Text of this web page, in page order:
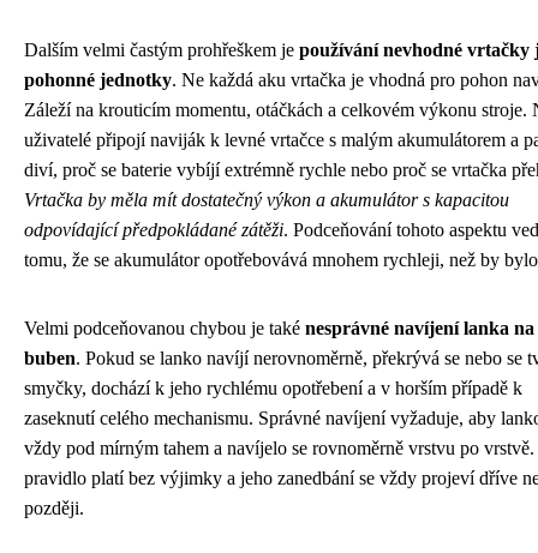
Dalším velmi častým prohřeškem je používání nevhodné vrtačky
pohonné jednotky. Ne každá aku vrtačka je vhodná pro pohon
Záleží na krouticím momentu, otáčkách a celkovém výkonu stroje.
uživatelé připojí naviják k levné vrtačce s malým akumulátorem a
diví, proč se baterie vybíjí extrémně rychle nebo proč se vrtačka
Vrtačka by měla mít dostatečný výkon a akumulátor s kapacitou
odpovídající předpokládané zátěži. Podceňování tohoto aspektu
tomu, že se akumulátor opotřebovává mnohem rychleji, než by
Velmi podceňovanou chybou je také nesprávné navíjení lanka na
buben. Pokud se lanko navíjí nerovnoměrně, překrývá se nebo se
smyčky, dochází k jeho rychlému opotřebení a v horším případě k
zaseknutí celého mechanismu. Správné navíjení vyžaduje, aby
vždy pod mírným tahem a navíjelo se rovnoměrně vrstvu po
pravidlo platí bez výjimky a jeho zanedbání se vždy projeví dříve
později.